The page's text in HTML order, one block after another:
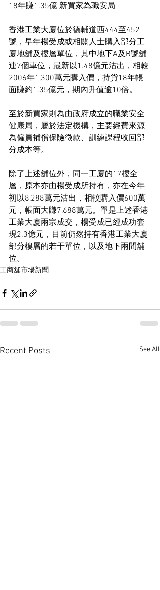
18年賺1.35億 新買家為職安局
香港工業大廈位於德輔道西444至452
號，早年楊受成或相關人士購入部分工
廈地舖及樓層單位，其中地下A及B號舖
連7個車位，最新以1.48億元沽出，相較
2006年1,300萬元購入價，持貨18年帳
面賺約1.35億元，期內升值逾10倍。
至於新買家則為由政府成立的職業安全
健康局，屬於法定機構，主要經費來源
為僱員補償保險徵款、訓練課程收回部
分成本等。
除了上述舖位外，同一工廈的17樓全
層，原本亦由楊受成所持有，亦在今年
初以8,288萬元沽出，相較購入價600萬
元，帳面大賺7,688萬元。單是上述香港
工業大廈兩宗成交，楊受成已經成功套
現2.3億元，目前仍然持有香港工業大廈
部分樓層的若干單位，以及地下兩間舖
位。
工商舖市場新聞
Recent Posts See All